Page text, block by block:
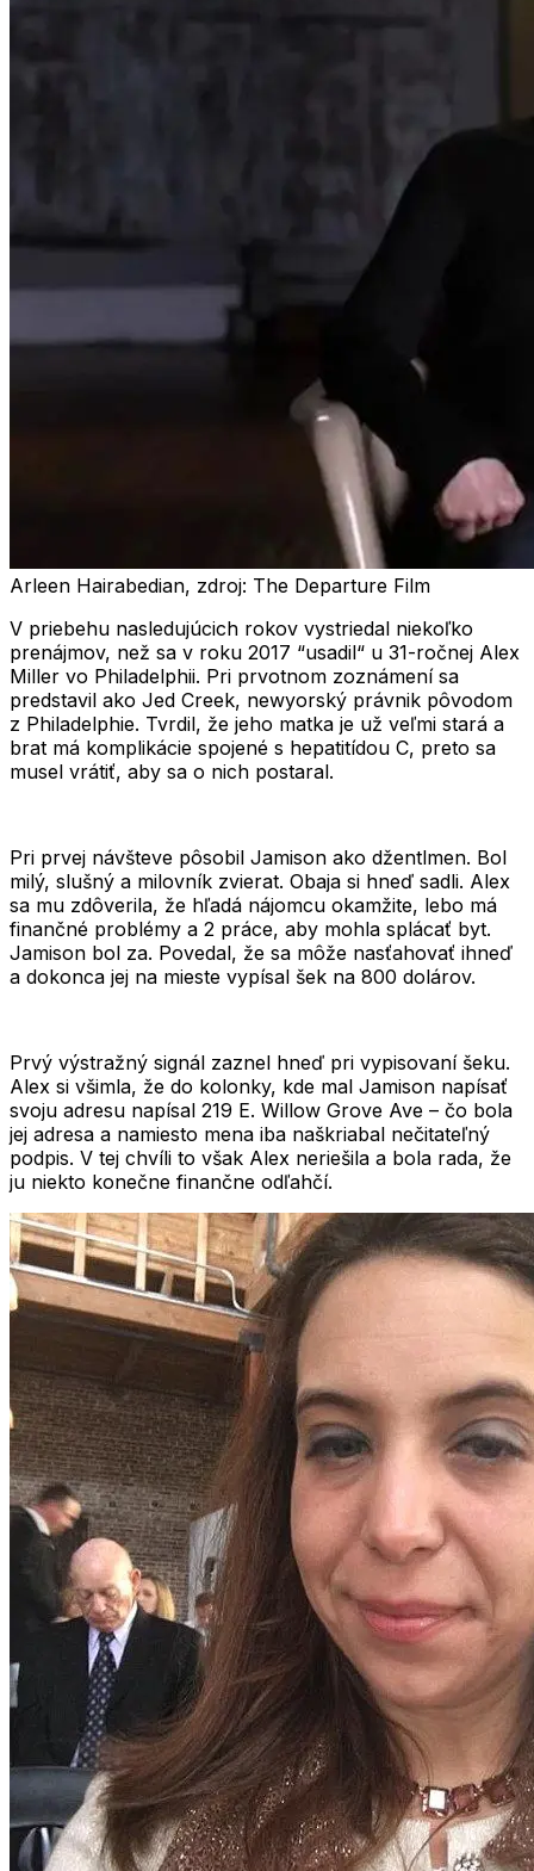
Arleen Hairabedian, zdroj: The Departure Film
V priebehu nasledujúcich rokov vystriedal niekoľko
prenájmov, než sa v roku 2017 “usadil“ u 31-ročnej Alex
Miller vo Philadelphii. Pri prvotnom zoznámení sa
predstavil ako Jed Creek, newyorský právnik pôvodom
z Philadelphie. Tvrdil, že jeho matka je už veľmi stará a
brat má komplikácie spojené s hepatitídou C, preto sa
musel vrátiť, aby sa o nich postaral.
Pri prvej návšteve pôsobil Jamison ako džentlmen. Bol
milý, slušný a milovník zvierat. Obaja si hneď sadli. Alex
sa mu zdôverila, že hľadá nájomcu okamžite, lebo má
finančné problémy a 2 práce, aby mohla splácať byt.
Jamison bol za. Povedal, že sa môže nasťahovať ihneď
a dokonca jej na mieste vypísal šek na 800 dolárov.
Prvý výstražný signál zaznel hneď pri vypisovaní šeku.
Alex si všimla, že do kolonky, kde mal Jamison napísať
svoju adresu napísal 219 E. Willow Grove Ave – čo bola
jej adresa a namiesto mena iba naškriabal nečitateľný
podpis. V tej chvíli to však Alex neriešila a bola rada, že
ju niekto konečne finančne odľahčí.